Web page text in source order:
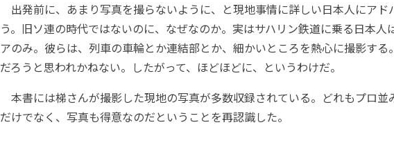
出発前に、あまり写真を撮らないように、と現地事情に詳しい日本人にアド
う。旧ソ連の時代ではないのに、なぜなのか。実はサハリン鉄道に乗る日本人
アのみ。彼らは、列車の車輪とか連結部とか、細かいところを熱心に撮影する
だろうと思われかねない。したがって、ほどほどに、というわけだ。
本書には梯さんが撮影した現地の写真が多数収録されている。どれもプロ並
だけでなく、写真も得意なのだということを再認識した。